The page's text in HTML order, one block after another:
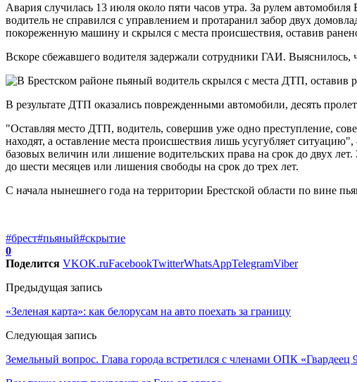
Авария случилась 13 июля около пяти часов утра. За рулем
водитель не справился с управлением и протаранил забор двух
покореженную машину и скрылся с места происшествия, оставив
Вскоре сбежавшего водителя задержали сотрудники ГАИ.
В результате ДТП оказались поврежденными автомобили, десять
"Оставляя место ДТП, водитель, совершив уже одно преступление,
находят, а оставление места происшествия лишь усугубляет
базовых величин или лишение водительских права на срок до двух
до шести месяцев или лишения свободы на срок до трех лет.
С начала нынешнего года на территории Брестской области по вине
#брест#пьяный#скрытие
0
Поделится VKOK.ruFacebookTwitterWhatsAppTelegramViber
Предыдущая запись
«Зеленая карта»: как белорусам на авто поехать за границу
Следующая запись
Земельный вопрос. Глава города встретился с членами ОПК «Гвардеец